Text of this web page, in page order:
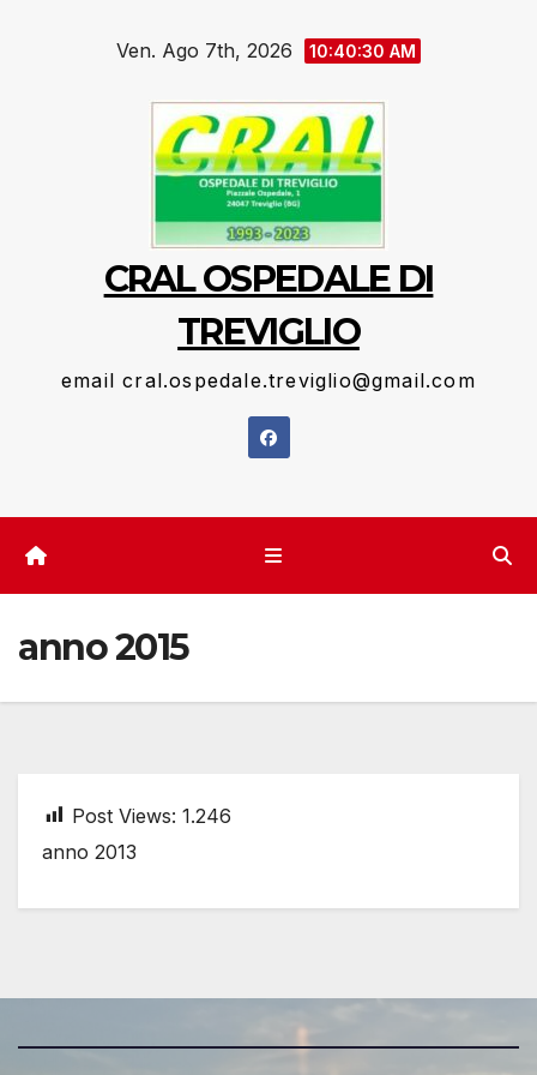
Ven. Ago 7th, 2026 10:40:31 AM
CRAL OSPEDALE DI
TREVIGLIO
email cral.ospedale.treviglio@gmail.com
anno 2015
Post Views: 1.246
anno 2013